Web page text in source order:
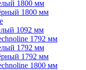
1800 мм
1800 мм
1092 мм
1792 мм
1792 мм
1792 мм
1800 мм